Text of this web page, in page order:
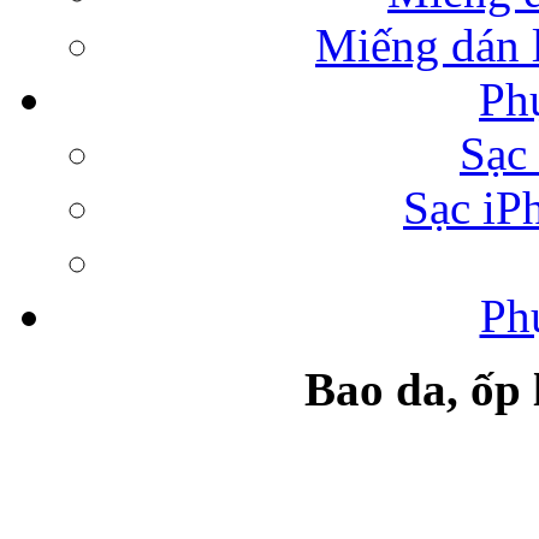
Bao da Samsung
Túi đựng iPad
Miếng dán
Sạc
Bao da,